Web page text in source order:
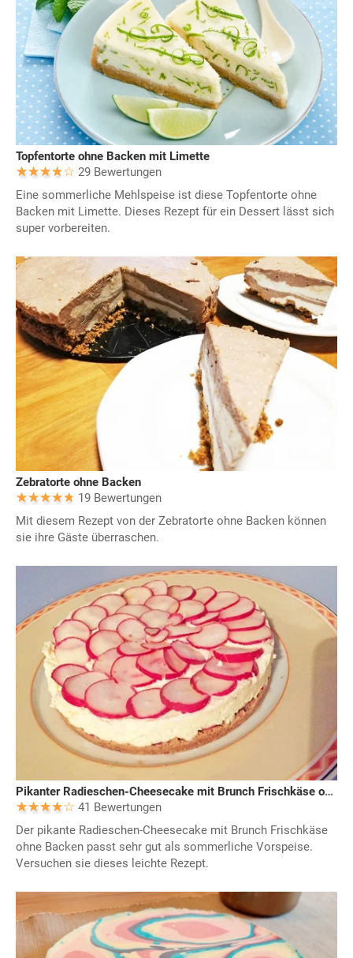
Topfentorte ohne Backen mit Limette
29 Bewertungen
Eine sommerliche Mehlspeise ist diese Topfentorte ohne
Backen mit Limette. Dieses Rezept für ein Dessert lässt sich
super vorbereiten.
Zebratorte ohne Backen
19 Bewertungen
Mit diesem Rezept von der Zebratorte ohne Backen können
sie ihre Gäste überraschen.
Pikanter Radieschen-Cheesecake mit Brunch Frischkäse ohne Backen
41 Bewertungen
Der pikante Radieschen-Cheesecake mit Brunch Frischkäse
ohne Backen passt sehr gut als sommerliche Vorspeise.
Versuchen sie dieses leichte Rezept.